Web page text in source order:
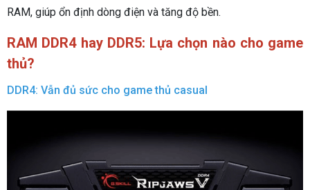
RAM, giúp ổn định dòng điện và tăng độ bền.
RAM DDR4 hay DDR5: Lựa chọn nào cho game
thủ?
DDR4: Vẫn đủ sức cho game thủ casual